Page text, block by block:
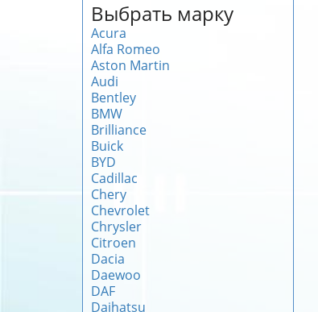
Выбрать марку
Acura
Alfa Romeo
Aston Martin
Audi
Bentley
BMW
Brilliance
Buick
BYD
Cadillac
Chery
Chevrolet
Chrysler
Citroen
Dacia
Daewoo
DAF
Daihatsu